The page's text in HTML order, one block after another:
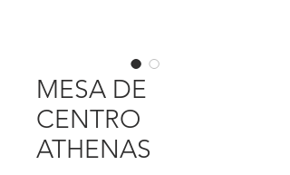
MESA DE
CENTRO
ATHENAS